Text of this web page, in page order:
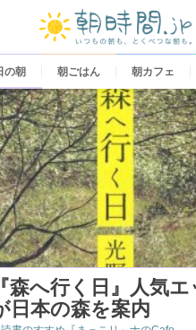
の朝 朝ごはん 朝カフェ
『森へ行く日』人気
日本の森を案内